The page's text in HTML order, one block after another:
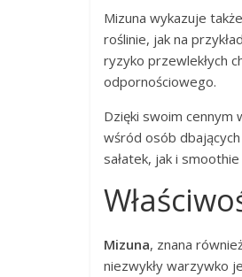
Mizuna wykazuje
roślinie, jak na przykład
ryzyko przewlekłych
odpornościowego.
Dzięki swoim
wśród osób
sałatek, jak i
Mizuna, znana
niezwykły warzywko